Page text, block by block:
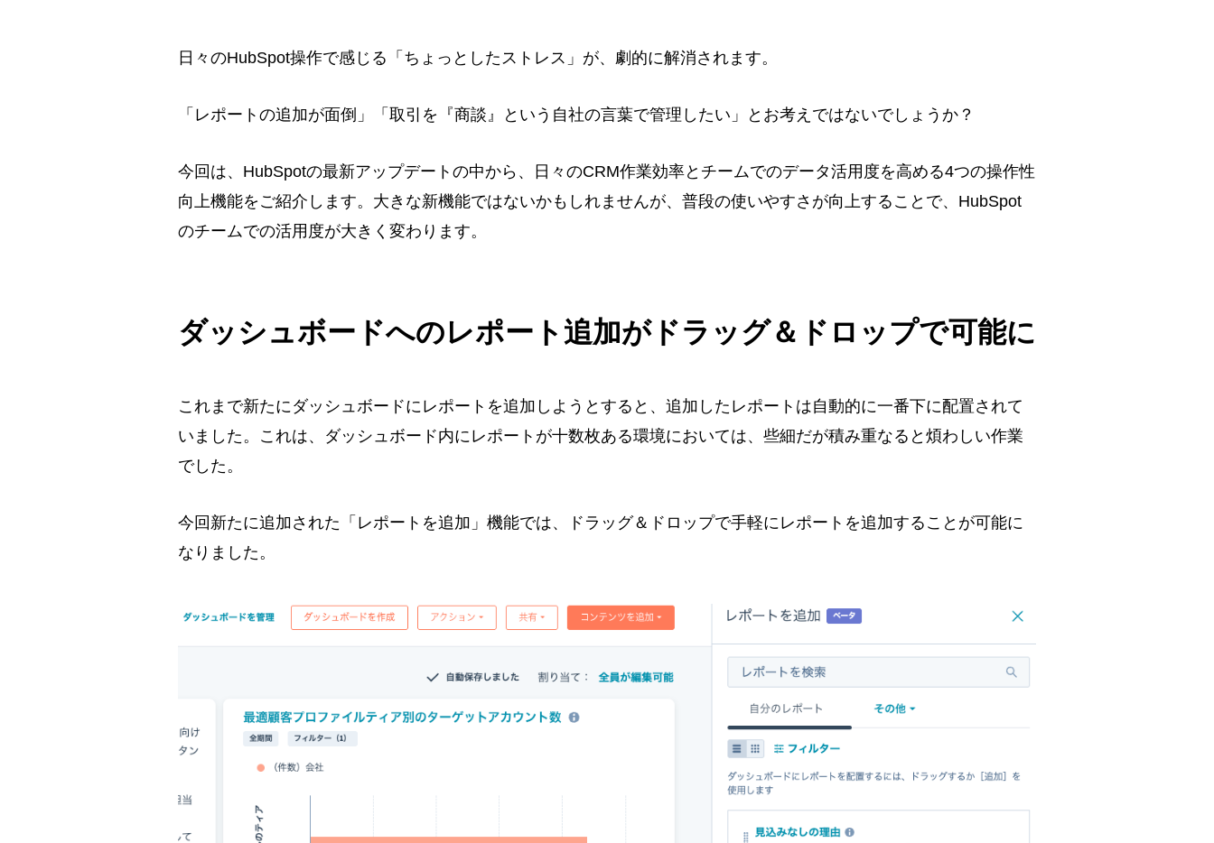
日々のHubSpot操作で感じる「ちょっとしたストレス」が、劇的に解消されます。
「レポートの追加が面倒」「取引を『商談』という自社の言葉で管理したい」とお考えではないでしょうか？
今回は、HubSpotの最新アップデートの中から、日々のCRM作業効率とチームでのデータ活用度を高める4つの操作性
向上機能をご紹介します。大きな新機能ではないかもしれませんが、普段の使いやすさが向上することで、HubSpot
のチームでの活用度が大きく変わります。
ダッシュボードへのレポート追加がドラッグ＆ドロップで可能に
これまで新たにダッシュボードにレポートを追加しようとすると、追加したレポートは自動的に一番下に配置されて
いました。これは、ダッシュボード内にレポートが十数枚ある環境においては、些細だが積み重なると煩わしい作業
でした。
今回新たに追加された「レポートを追加」機能では、ドラッグ＆ドロップで手軽にレポートを追加することが可能に
なりました。